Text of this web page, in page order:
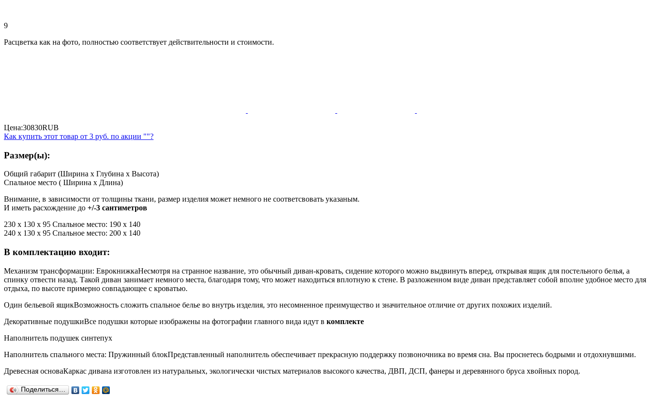
9
Расцветка как на фото, полностью соответствует действительности и стоимости.
Цена:30830RUB
Как купить этот товар от 3 руб. по акции ""?
Размер(ы):
Общий габарит (Ширина x Глубина x Высота)
Спальное место ( Ширина x Длина)
Внимание, в зависимости от толщины ткани, размер изделия может немного не соответсвовать указаным.
И иметь расхождение до +/-3 сантиметров
230 х 130 х 95 Спальное место: 190 х 140
240 х 130 х 95 Спальное место: 200 х 140
В комплектацию входит:
Механизм трансформации: ЕврокнижкаНесмотря на странное название, это обычный диван-кровать, сидение которого можно выдвинуть вперед, открывая ящик для постельного белья, а
спинку отвести назад. Такой диван занимает немного места, благодаря тому, что может находиться вплотную к стене. В разложенном виде диван представляет собой вполне удобное место для
отдыха, по высоте примерно совпадающее с кроватью.
Один бельевой ящикВозможность сложить спальное белье во внутрь изделия, это несомненное преимущество и значительное отличие от других похожих изделий.
Декоративные подушкиВсе подушки которые изображены на фотографии главного вида идут в комплекте
Наполнитель подушек синтепух
Наполнитель спального места: Пружинный блокПредставленный наполнитель обеспечивает прекрасную поддержку позвоночника во время сна. Вы проснетесь бодрыми и отдохнувшими.
Древесная основаКаркас дивана изготовлен из натуральных, экологически чистых материалов высокого качества, ДВП, ДСП, фанеры и деревянного бруса хвойных пород.
Поделиться…